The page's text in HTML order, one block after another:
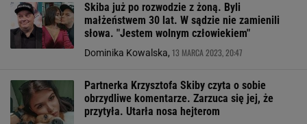
Skiba już po rozwodzie z żoną. Byli
małżeństwem 30 lat. W sądzie nie zamienili
słowa. "Jestem wolnym człowiekiem"
Dominika Kowalska, 13 MARCA 2023, 20:47
Partnerka Krzysztofa Skiby czyta o sobie
obrzydliwe komentarze. Zarzuca się jej, że
przytyła. Utarła nosa hejterom